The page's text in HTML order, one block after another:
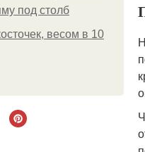
под столб
весом в 10